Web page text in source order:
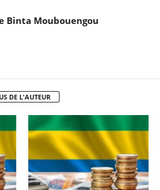
Binta Moubouengou
DE L'AUTEUR